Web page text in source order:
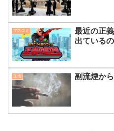
マスコミ
最近の正
出ている
生活 副流煙か